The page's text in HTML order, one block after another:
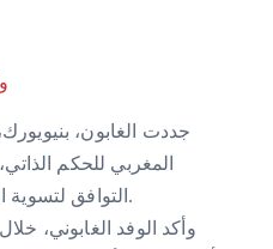
جددت الغابون،
المغربي للحكم
التوافق لتسوية النزاع الإقليمي حول الصحراء.